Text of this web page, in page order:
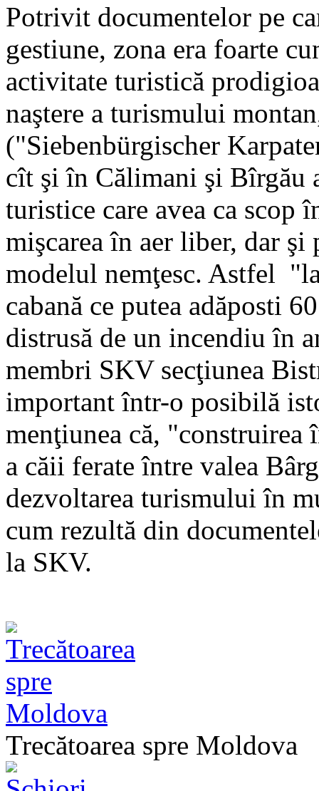
Potrivit documentelor pe
gestiune, zona era foarte
activitate turistică
naştere a turismului
("Siebenbürgischer
cît şi în Călimani şi Bîrgău
turistice care avea ca scop
mişcarea în aer liber, dar
modelul nemţesc. Astfel
cabană ce putea adăposti
distrusă de un incendiu în
membri SKV secţiunea
important într-o posibilă
menţiunea că,
a căii ferate între valea
dezvoltarea turismului în
cum rezultă din
la SKV.
Trecătoarea spre Moldova